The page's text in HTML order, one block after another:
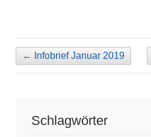
← Infobrief Januar 2019
Schlagwörter